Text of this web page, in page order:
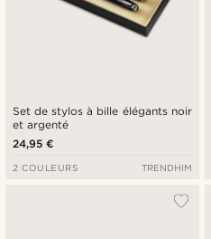
Set de stylos à bille élégants noir
et argenté
24,95 €
2 COULEURS TRENDHIM